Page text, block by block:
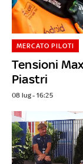
Tensioni
Piastri
MERCATO PILOTI
08 lug - 16:25